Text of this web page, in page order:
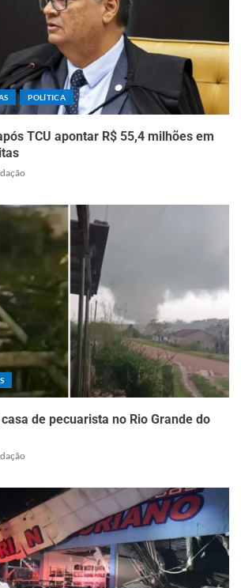
POLÍTICA
TCU apontar R$ 55,4 milhões em
de pecuarista no Rio Grande do